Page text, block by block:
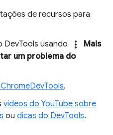
de recursos para
DevTools usando
more_vert
Mais
um problema do
.
vídeos do YouTube sobre
ou dicas do DevTools.